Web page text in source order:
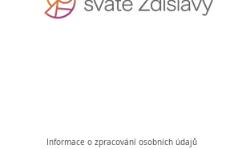
Informace o zpracování osobních údajů